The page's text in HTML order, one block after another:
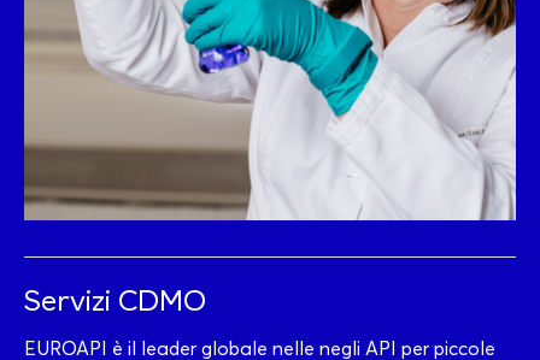
Servizi CDMO
EUROAPI è il leader globale nelle negli API per piccole